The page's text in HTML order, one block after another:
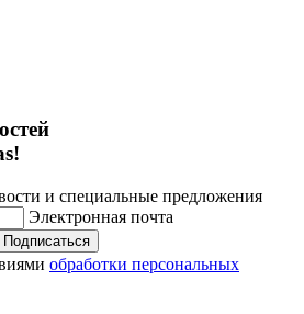
и специальные предложения
Электронная почта
Подписаться
обработки персональных